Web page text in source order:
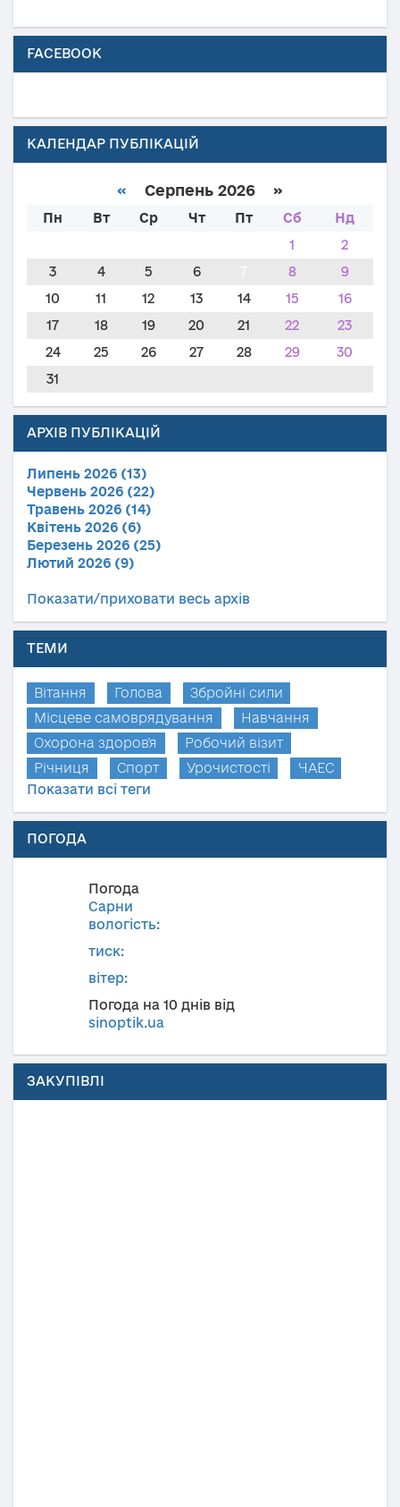
FACEBOOK
КАЛЕНДАР ПУБЛІКАЦІЙ
« Серпень 2026 »
Пн Вт Ср Чт Пт Сб
Нд
1
2
3
4 5 6 8
9
10
11 12 13 14 15
16
17
18 19 20 21 22
23
24
25 26 27 28 29
30
31
АРХІВ ПУБЛІКАЦІЙ
Липень 2026 (13)
Червень 2026 (22)
Травень 2026 (14)
Квітень 2026 (6)
Березень 2026 (25)
Лютий 2026 (9)
Показати/приховати весь архів
ТЕМИ
Вітання Голова
Збройні сили
Місцеве самоврядування
Навчання
Охорона здоров'я
Робочий візит
Річниця
Спорт Урочистості
ЧАЕС
Показати всі теги
ПОГОДА
Погода
Сарни
вологість:
тиск:
вітер:
Погода на 10 днів від
sinoptik.ua
ЗАКУПІВЛІ